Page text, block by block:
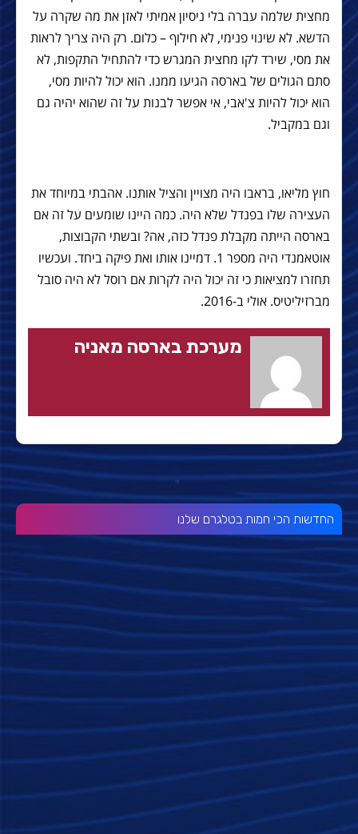
מחצית שלמה עברה בלי ניסיון אמיתי לאזן את מה שקרה על
הדשא. לא שינוי פנימי, לא חילוף – כלום. רק היה צריך לראות
את מסי, שירד לקו מחצית המגרש כדי להתחיל התקפות, לא
סתם הגולים של בארסה הגיעו ממנו. הוא יכול להיות מסי,
הוא יכול להיות צ'אבי, אי אפשר לבנות על זה שהוא יהיה גם
וגם במקביל.
חוץ מליאו, בראבו היה מצויין והציל אותנו. אהבתי במיוחד את
העצירה שלו בפנדל שלא היה. כמה היינו שומעים על זה אם
בארסה הייתה מקבלת פנדל כזה, אה? ובשתי הקבוצות,
אוטאמנדי היה מספר 1. דמיינו אותו ואת פיקה ביחד. ועכשיו
תחזרו למציאות כי זה יכול היה לקרות אם רוסל לא היה סובל
מברזיליטיס. אולי ב-2016.
מערכת בארסה מאניה
החדשות הכי חמות בטלגרם שלנו